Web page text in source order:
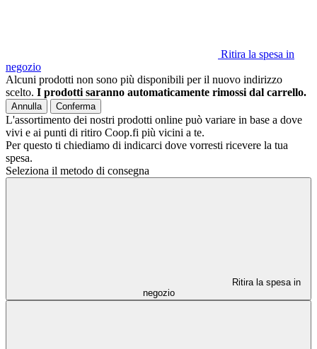
Ritira la spesa in
negozio
Alcuni prodotti non sono più disponibili per il nuovo indirizzo
scelto. I prodotti saranno automaticamente rimossi dal carrello.
Annulla Conferma
L'assortimento dei nostri prodotti online può variare in base a dove
vivi e ai punti di ritiro Coop.fi più vicini a te.
Per questo ti chiediamo di indicarci dove vorresti ricevere la tua
spesa.
Seleziona il metodo di consegna
Ritira la spesa in
negozio